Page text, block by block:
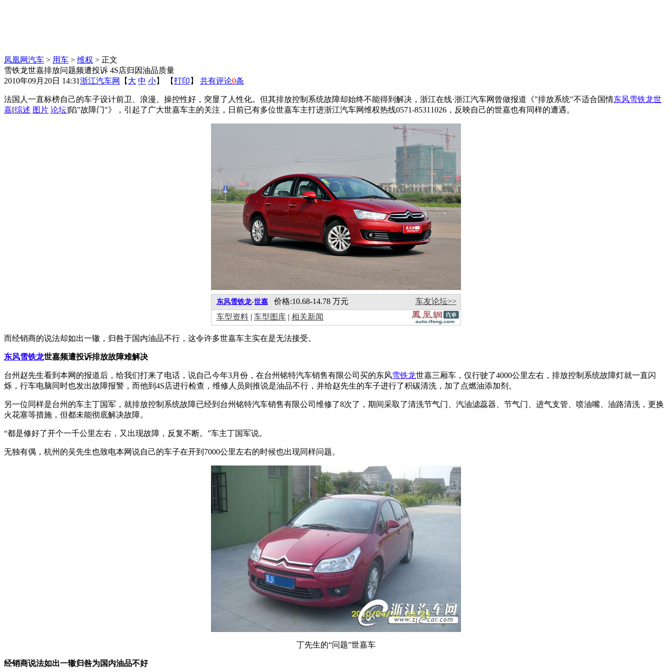
凤凰网汽车 > 用车 > 维权 > 正文
雪铁龙世嘉排放问题频遭投诉 4S店归因油品质量
2010年09月20日 14:31浙江汽车网 【 大 中 小】 【打印 】 共有评论0条
法国人一直标榜自己的车子设计前卫、浪漫、操控性好，突显了人性化。但其排放控制系统故障却始终不能得到解决，浙江在线·浙江汽车网曾做报道《"排放系统"不适合国情东风雪铁龙世
嘉[综述 图片 论坛]陷"故障门"》，引起了广大世嘉车主的关注，日前已有多位世嘉车主打进浙江汽车网维权热线0571-85311026，反映自己的世嘉也有同样的遭遇。
东风雪铁龙-世嘉 价格:10.68-14.78 万元
车友论坛>>
车型资料 | 车型图库 | 相关新闻
而经销商的说法却如出一辙，归咎于国内油品不行，这令许多世嘉车主实在是无法接受。
东风雪铁龙世嘉频遭投诉排放故障难解决
台州赵先生看到本网的报道后，给我们打来了电话，说自己今年3月份，在台州铭特汽车销售有限公司买的东风雪铁龙世嘉三厢车，仅行驶了4000公里左右，排放控制系统故障灯就一直闪
烁，行车电脑同时也发出故障报警，而他到4S店进行检查，维修人员则推说是油品不行，并给赵先生的车子进行了积碳清洗，加了点燃油添加剂。
另一位同样是台州的车主丁国军，就排放控制系统故障已经到台州铭特汽车销售有限公司维修了8次了，期间采取了清洗节气门、汽油滤蕊器、节气门、进气支管、喷油嘴、油路清洗，更换
火花塞等措施，但都未能彻底解决故障。
“都是修好了开个一千公里左右，又出现故障，反复不断。”车主丁国军说。
无独有偶，杭州的吴先生也致电本网说自己的车子在开到7000公里左右的时候也出现同样问题。
丁先生的“问题”世嘉车
经销商说法如出一辙归咎为国内油品不好